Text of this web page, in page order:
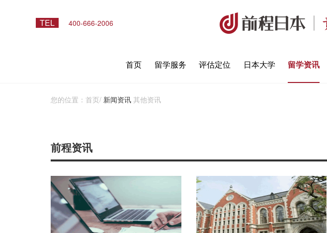
TEL 400-666-2006
首页 留学服务 评估定位 日本大学 留学资讯
您的位置： 首页/ 新闻资讯 其他资讯
前程资讯